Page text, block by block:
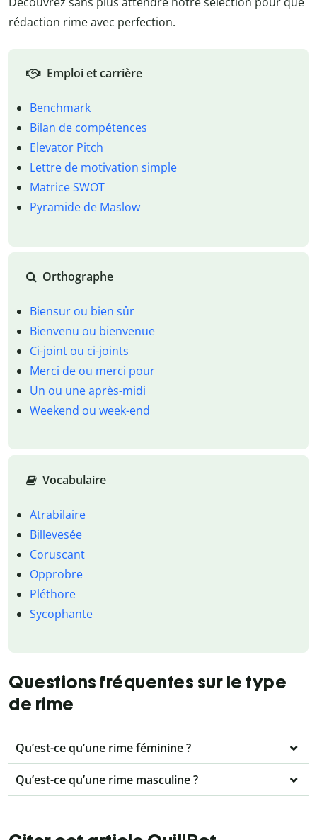
rédaction rime avec perfection.
Emploi et carrière
Benchmark
Bilan de compétences
Elevator Pitch
Lettre de motivation simple
Matrice SWOT
Pyramide de Maslow
Orthographe
Biensur ou bien sûr
Bienvenu ou bienvenue
Ci-joint ou ci-joints
Merci de ou merci pour
Un ou une après-midi
Weekend ou week-end
Vocabulaire
Atrabilaire
Billevesée
Coruscant
Opprobre
Pléthore
Sycophante
Questions fréquentes sur le type
de rime
Qu’est-ce qu’une rime féminine ?
Qu’est-ce qu’une rime masculine ?